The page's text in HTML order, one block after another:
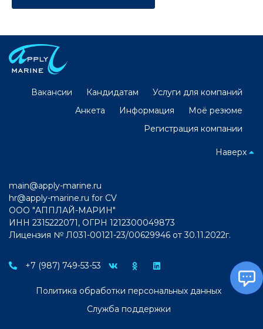
Вакансии Кандидатам
Услуги для компаний
Анкета
Информация
Моё резюме
Регистрация компании
Наверх
main@apply-marine.ru
hr@apply-marine.ru for CV
ООО "АППЛАЙ-МАРИН"
ИНН 2315222071, ОГРН 1212300049873
Лицензия № Л031-00121-23/00629946 от 30.11.2022г.
+7 (987) 749-53-53
Политика обработки персональных данных
Служба поддержки